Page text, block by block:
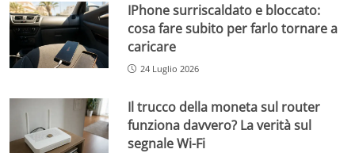
IPhone surriscaldato e bloccato:
cosa fare subito per farlo tornare a
caricare
24 Luglio 2026
Il trucco della moneta sul router
funziona davvero? La verità sul
segnale Wi-Fi